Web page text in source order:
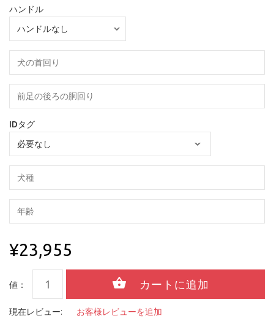
ハンドル
IDタグ
¥23,955
値：
現在レビュー: お客様レビューを追加